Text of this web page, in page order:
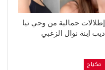
إطلالات جمالية من وحي تيا
ديب إبنة نوال الزغبي
مكياج